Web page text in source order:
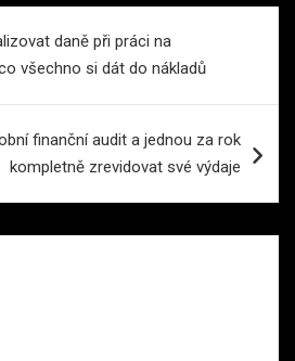
daně při práci na
všechno si dát do nákladů
finanční audit a jednou za rok
kompletně zrevidovat své výdaje